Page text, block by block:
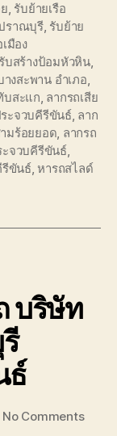
, รับย้ายเรือ
ราณบุรี, รับย้าย
มือง
รับสร้างป้อมหัวหิน,
างสะพาน อำเภอ,
บสะแก, ลากรถเสีย
ระจวบคีรีขันธ์, ลาก
มร้อยยอด, ลากรถ
ะจวบคีรีขันธ์,
ขันธ์,หารถสไลด์
บริษัท
ธ์
No Commentson